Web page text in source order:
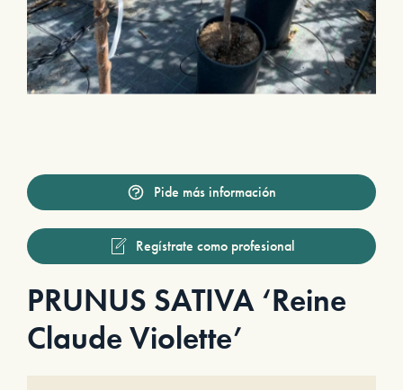
Pide más información
Regístrate como profesional
PRUNUS SATIVA ‘Reine
Claude Violette’